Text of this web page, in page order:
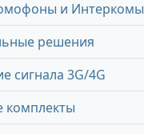
и Интеркомы
решения
сигнала 3G/4G
комплекты